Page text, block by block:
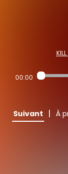
00:00
Suivant | À